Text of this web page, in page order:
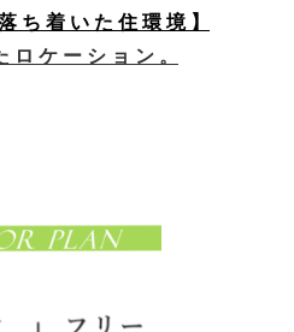
ち 着 い た 住 環 境 】
ロ ケ ー シ ョ ン 。